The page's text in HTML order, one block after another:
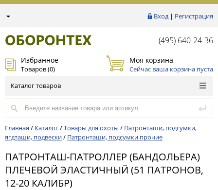
Вход| Регистрация
(495) 640-24-36
Избранное
Товаров (0)
Моя корзина
Сейчас ваша корзина пуста
Каталог товаров
Главная / Каталог/Товары для охоты / Патронташи, подсумки,
ягдташи, подвески/ Патронташи, подсумки прочие
ПАТРОНТАШ-ПАТРОЛЛЕР (БАНДОЛЬЕРА)
ПЛЕЧЕВОЙ ЭЛАСТИЧНЫЙ (51 ПАТРОНОВ,
12-20 КАЛИБР)